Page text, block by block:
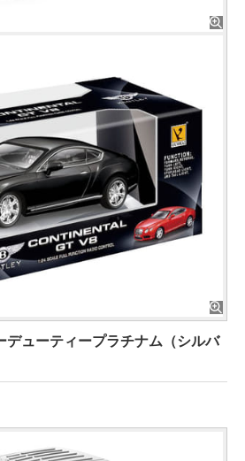
デューティープラチナム（シルバ